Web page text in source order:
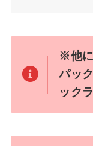
※他
パッ
ック